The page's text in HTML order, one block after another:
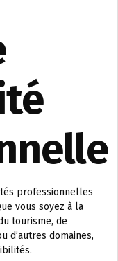
professionnelles
vous soyez à la
tourisme, de
d’autres domaines,